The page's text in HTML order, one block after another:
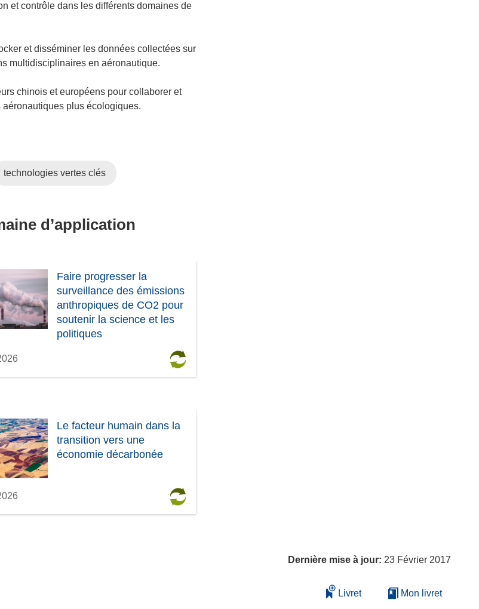
et contrôle dans les différents domaines de
et disséminer les données collectées sur
multidisciplinaires en aéronautique.
chinois et européens pour collaborer et
plus écologiques.
technologies vertes clés
d’application
Faire progresser la
surveillance des émissions
anthropiques de CO2 pour
soutenir la science et les
politiques
Le facteur humain dans la
transition vers une
économie décarbonée
Dernière mise à jour: 23 Février 2017
Livret Mon livret